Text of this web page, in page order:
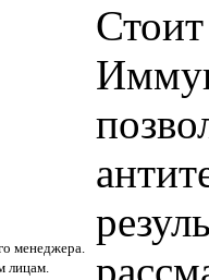
менеджера.
лицам.